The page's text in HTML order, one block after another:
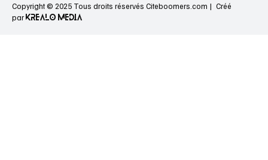
Copyright © 2025 Tous droits réservés Citeboomers.com | Créé
par KREALO MEDIA